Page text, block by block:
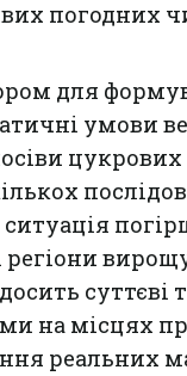
погодних
для
умови
цукрових
регіони
на місцях
реальних